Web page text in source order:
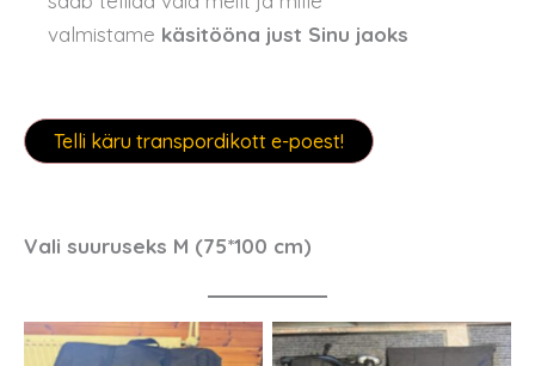
valmistame käsitööna just Sinu jaoks
Telli käru transpordikott e-poest!
Vali suuruseks M (75*100 cm)